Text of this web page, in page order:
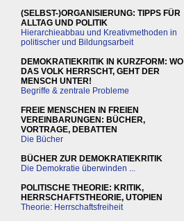
(SELBST-)ORGANISIERUNG: TIPPS FÜR
ALLTAG UND POLITIK
Hierarchieabbau und Kreativmethoden in
politischer und Bildungsarbeit
DEMOKRATIEKRITIK IN KURZFORM: WO
DAS VOLK HERRSCHT, GEHT DER
MENSCH UNTER!
Begriffe & zentrale Probleme
FREIE MENSCHEN IN FREIEN
VEREINBARUNGEN: BÜCHER,
VORTRAGE, DEBATTEN
Die Bücher
BÜCHER ZUR DEMOKRATIEKRITIK
Die Demokratie überwinden ...
POLITISCHE THEORIE: KRITIK,
HERRSCHAFTSTHEORIE, UTOPIEN
Theorie: Herrschaftsfreiheit